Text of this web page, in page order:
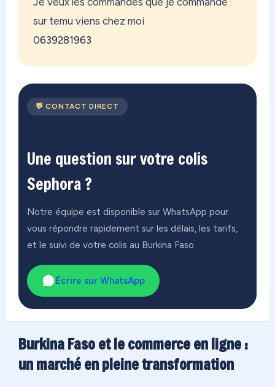
sur temu viens chez moi
0639281963
💬 CONTACT DIRECT
Une question sur votre colis
Sephora ?
Notre équipe est disponible sur WhatsApp pour
vous répondre rapidement sur les délais, les tarifs,
et le suivi de votre colis au Burkina Faso.
Écrire sur WhatsApp
Burkina Faso et le commerce en ligne :
un marché en pleine transformation